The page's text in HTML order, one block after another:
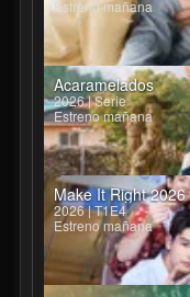
Estreno mañana
Acaramelados
2026 | Serie
Estreno mañana
Make It Right 2026
2026 | T1E4
Estreno mañana